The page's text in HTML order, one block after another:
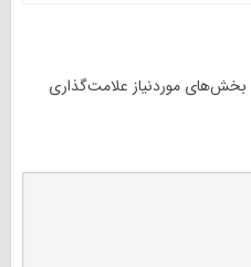
بخش‌های موردنیاز علامت‌گذاری